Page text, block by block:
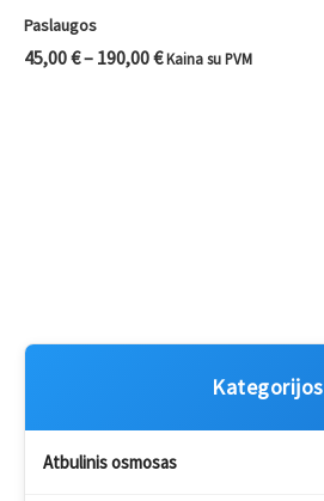
Kategorijos
Atbulinis osmosas
Paslaugos
45,00€– 190,00€Kaina su PVM